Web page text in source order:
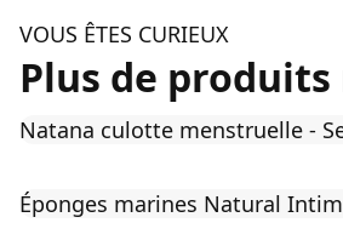
VOUS ÊTES CURIEUX
Plus de
Natana culotte menstruelle -
Éponges marines Natural